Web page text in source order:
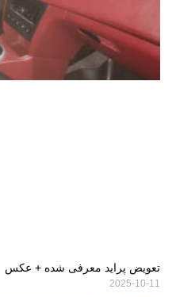
تعویض پراید معرفی شده + عکس
2025-10-11